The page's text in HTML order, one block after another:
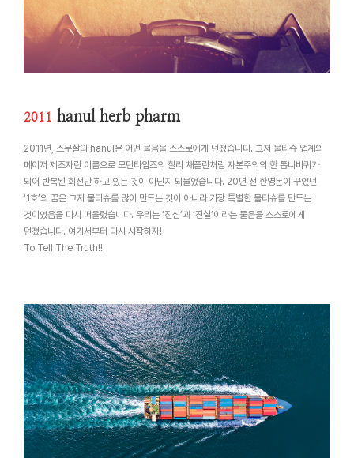
2011 hanul herb pharm
2011년, 스무살의 hanul은 어떤 물음을 스스로에게 던졌습니다. 그저 물티슈 업계의
메이저 제조자란 이름으로 모던타임즈의 찰리 채플린처럼 자본주의의 한 톱니바퀴가
되어 반복된 회전만 하고 있는 것이 아닌지 되물었습니다. 20년 전 한영돈이 꾸었던
‘1호’의 꿈은 그저 물티슈를 많이 만드는 것이 아니라 가장 특별한 물티슈를 만드는
것이었음을 다시 떠올렸습니다. 우리는 ‘진심’과 ‘진실’이라는 물음을 스스로에게
던졌습니다. 여기서부터 다시 시작하자!
To Tell The Truth!!